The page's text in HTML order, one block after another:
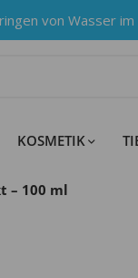
von Wasser im
KOSMETIK
– 100 ml